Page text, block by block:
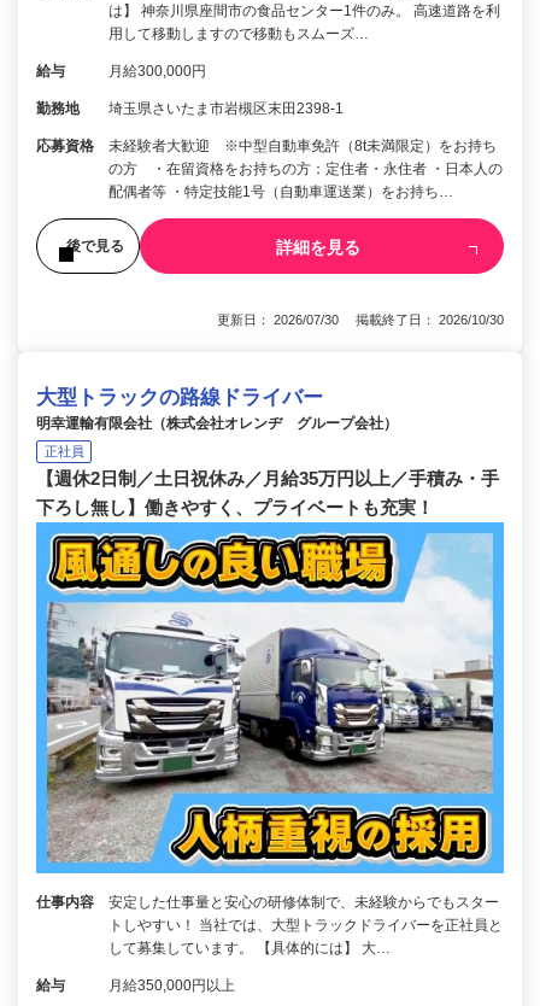
は】 神奈川県座間市の食品センター1件のみ。 高速道路を利
用して移動しますので移動もスムーズ…
給与 月給300,000円
勤務地 埼玉県さいたま市岩槻区末田2398-1
応募資格
未経験者大歓迎 ※中型自動車免許（8t未満限定）をお持ち
の方 ・在留資格をお持ちの方：定住者・永住者 ・日本人の
配偶者等 ・特定技能1号（自動車運送業）をお持ち…
後で見る 詳細を見る
更新日： 2026/07/30 掲載終了日： 2026/10/30
大型トラックの路線ドライバー
明幸運輸有限会社（株式会社オレンヂ グループ会社）
正社員
【週休2日制／土日祝休み／月給35万円以上／手積み・手
下ろし無し】働きやすく、プライベートも充実！
仕事内容
安定した仕事量と安心の研修体制で、未経験からでもスター
トしやすい！ 当社では、大型トラックドライバーを正社員と
して募集しています。 【具体的には】 大…
給与 月給350,000円以上